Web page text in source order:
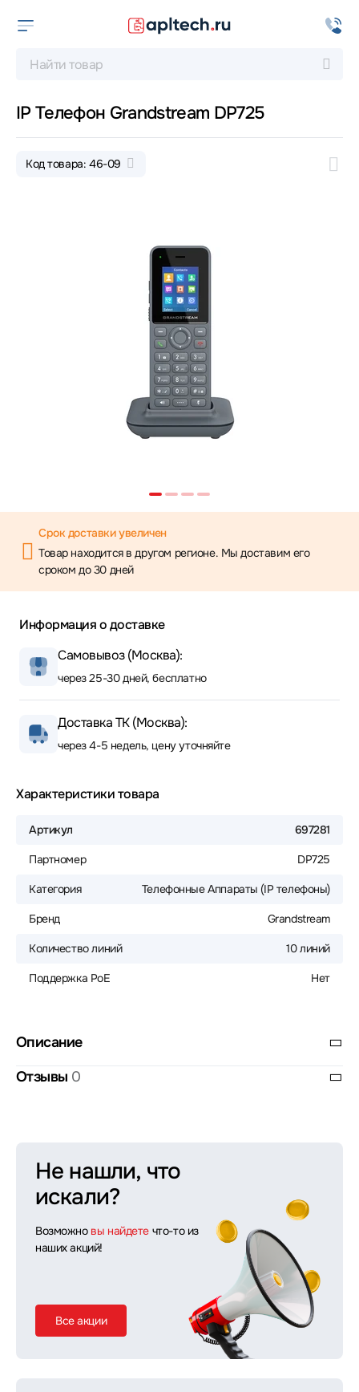
IP Телефон Grandstream DP725
Код товара: 46-09
Срок доставки увеличен
Товар находится в другом регионе. Мы доставим его
сроком до 30 дней
Информация о доставке
Самовывоз (Москва):
через 25-30 дней, бесплатно
Доставка ТК (Москва):
через 4-5 недель, цену уточняйте
Характеристики товара
Артикул 697281
Партномер DP725
Категория Телефонные Аппараты (IP телефоны)
Бренд Grandstream
Количество линий 10 линий
Поддержка PoE Нет
Описание
Отзывы 0
Не нашли, что
искали?
Возможно вы найдете что-то из
наших акций!
Все акции